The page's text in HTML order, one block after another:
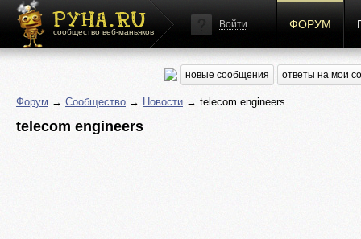
сообщество веб-маньяков
Войти ФОРУМ
новые сообщения ответы на мои
Форум → Сообщество → Новости → telecom engineers
telecom engineers